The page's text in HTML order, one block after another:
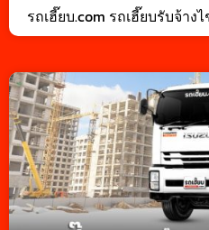
รถเฮี๊ยบ.com รถเฮี๊ยบรับจ้าง